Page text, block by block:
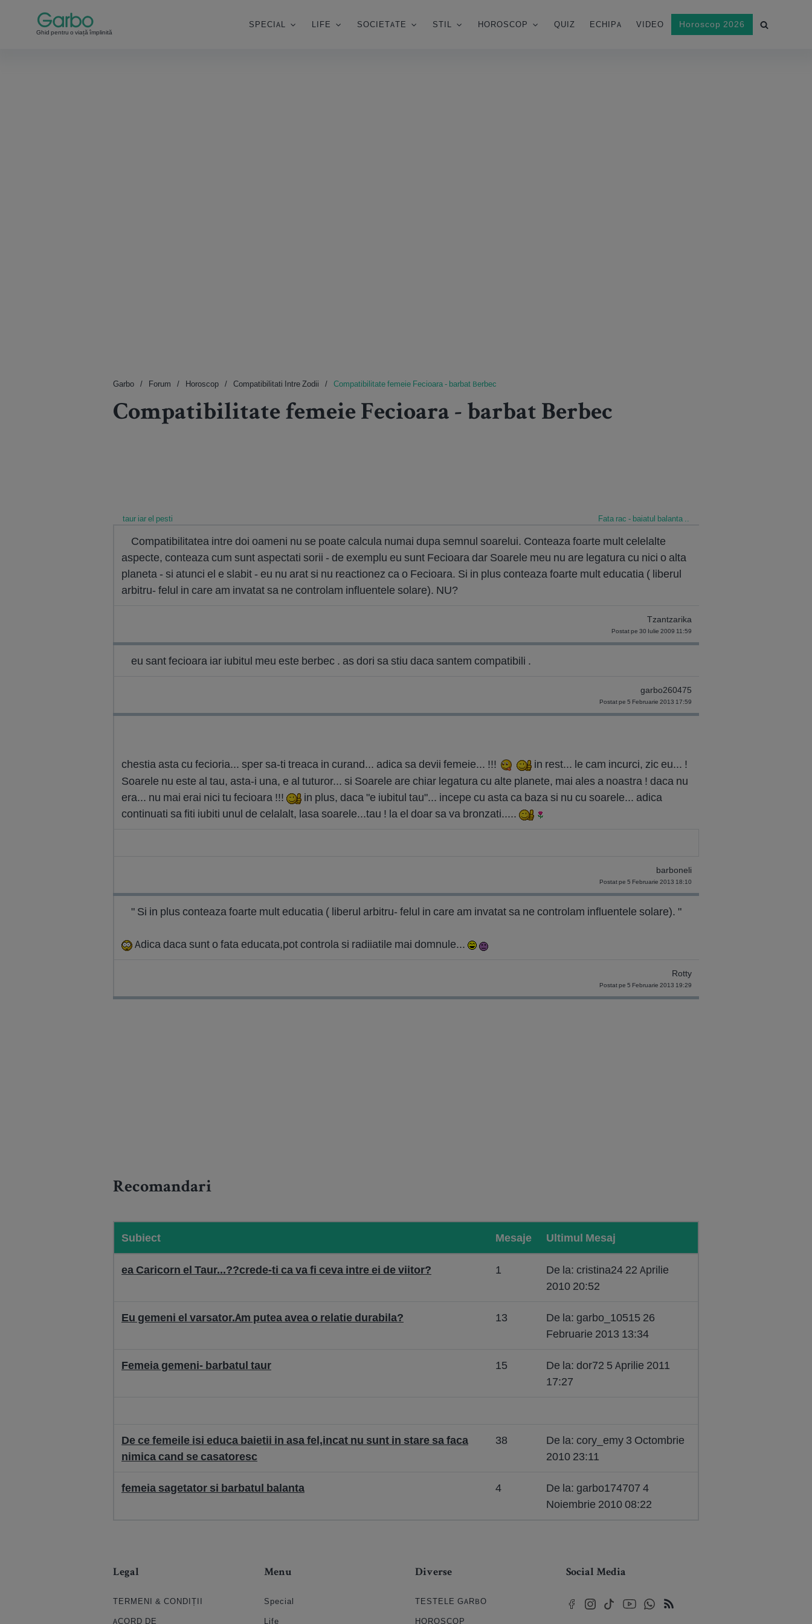
Ghid pentru o viață împlinită
SPECIAL LIFE SOCIETATE STIL HOROSCOP QUIZ ECHIPA VIDEO Horoscop 2026
Garbo Forum Horoscop Compatibilitati Intre Zodii Compatibilitate femeie Fecioara - barbat Berbec
Compatibilitate femeie Fecioara - barbat Berbec
taur iar el pesti Fata rac - baiatul balanta ..
Compatibilitatea intre doi oameni nu se poate calcula numai dupa semnul soarelui. Conteaza foarte mult celelalte
aspecte, conteaza cum sunt aspectati sorii - de exemplu eu sunt Fecioara dar Soarele meu nu are legatura cu nici o alta
planeta - si atunci el e slabit - eu nu arat si nu reactionez ca o Fecioara. Si in plus conteaza foarte mult educatia ( liberul
arbitru- felul in care am invatat sa ne controlam influentele solare). NU?
Tzantzarika
Postat pe 30 Iulie 2009 11:59
eu sant fecioara iar iubitul meu este berbec . as dori sa stiu daca santem compatibili .
garbo260475
Postat pe 5 Februarie 2013 17:59
chestia asta cu fecioria... sper sa-ti treaca in curand... adica sa devii femeie... !!!
in rest... le cam incurci, zic eu... !
Soarele nu este al tau, asta-i una, e al tuturor... si Soarele are chiar legatura cu alte planete, mai ales a noastra ! daca nu
era... nu mai erai nici tu fecioara !!!
in plus, daca "e iubitul tau"... incepe cu asta ca baza si nu cu soarele... adica
continuati sa fiti iubiti unul de celalalt, lasa soarele...tau ! la el doar sa va bronzati.....
barboneli
Postat pe 5 Februarie 2013 18:10
" Si in plus conteaza foarte mult educatia ( liberul arbitru- felul in care am invatat sa ne controlam influentele solare). "
Adica daca sunt o fata educata,pot controla si radiiatile mai domnule...
Rotty
Postat pe 5 Februarie 2013 19:29
Recomandari
Subiect Mesaje Ultimul Mesaj
ea Caricorn el Taur...??crede-ti ca va fi ceva intre ei de viitor? 1
De la: cristina24 22 Aprilie
2010 20:52
Eu gemeni el varsator.Am putea avea o relatie durabila? 13
De la: garbo_10515 26
Februarie 2013 13:34
Femeia gemeni- barbatul taur 15
De la: dor72 5 Aprilie 2011
17:27
De ce femeile isi educa baietii in asa fel,incat nu sunt in stare sa faca
nimica cand se casatoresc
38
De la: cory_emy 3 Octombrie
2010 23:11
femeia sagetator si barbatul balanta 4
De la: garbo174707 4
Noiembrie 2010 08:22
Legal
TERMENI & CONDIȚII
ACORD DE
Menu
Special
Life
Diverse
TESTELE GARBO
HOROSCOP
Social Media